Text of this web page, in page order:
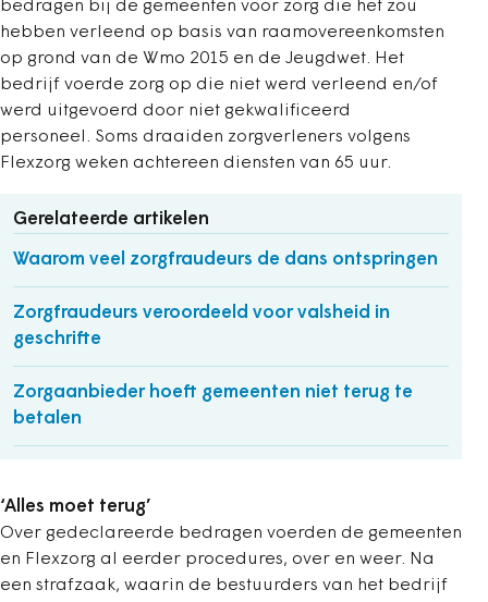
bedragen bij de gemeenten voor zorg die het zou
hebben verleend op basis van raamovereenkomsten
op grond van de Wmo 2015 en de Jeugdwet. Het
bedrijf voerde zorg op die niet werd verleend en/of
werd uitgevoerd door niet gekwalificeerd
personeel. Soms draaiden zorgverleners volgens
Flexzorg weken achtereen diensten van 65 uur.
Gerelateerde artikelen
Waarom veel zorgfraudeurs de dans ontspringen
Zorgfraudeurs veroordeeld voor valsheid in
geschrifte
Zorgaanbieder hoeft gemeenten niet terug te
betalen
‘Alles moet terug’
Over gedeclareerde bedragen voerden de gemeenten
en Flexzorg al eerder procedures, over en weer. Na
een strafzaak, waarin de bestuurders van het bedrijf